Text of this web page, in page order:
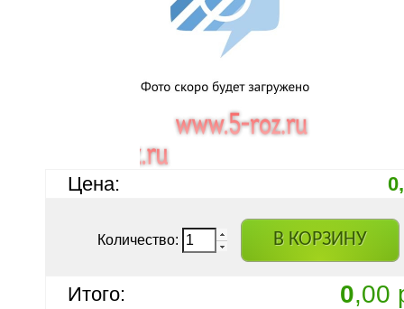
Цена:
Количество: В КОРЗИНУ
Итого: 0,00